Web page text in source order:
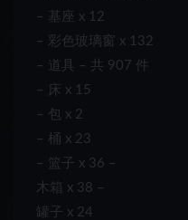
– 基座 x 12
– 彩色玻璃窗 x 132
– 道具 – 共 907 件
– 床 x 15
– 包 x 2
– 桶 x 23
– 篮子 x 36 –
木箱 x 38 –
罐子 x 24